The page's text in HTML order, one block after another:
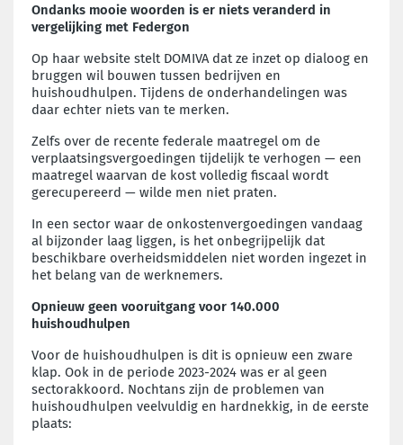
Ondanks mooie woorden is er niets veranderd in
vergelijking met Federgon
Op haar website stelt DOMIVA dat ze inzet op dialoog en
bruggen wil bouwen tussen bedrijven en
huishoudhulpen. Tijdens de onderhandelingen was
daar echter niets van te merken.
Zelfs over de recente federale maatregel om de
verplaatsingsvergoedingen tijdelijk te verhogen — een
maatregel waarvan de kost volledig fiscaal wordt
gerecupereerd — wilde men niet praten.
In een sector waar de onkostenvergoedingen vandaag
al bijzonder laag liggen, is het onbegrijpelijk dat
beschikbare overheidsmiddelen niet worden ingezet in
het belang van de werknemers.
Opnieuw geen vooruitgang voor 140.000
huishoudhulpen
Voor de huishoudhulpen is dit is opnieuw een zware
klap. Ook in de periode 2023-2024 was er al geen
sectorakkoord. Nochtans zijn de problemen van
huishoudhulpen veelvuldig en hardnekkig, in de eerste
plaats: